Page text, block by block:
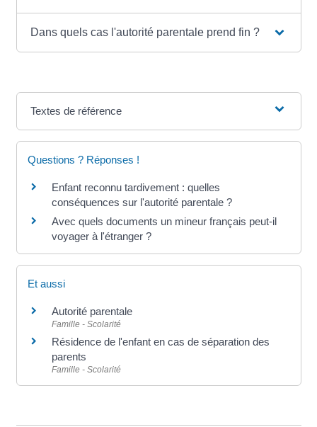
Dans quels cas l'autorité parentale prend fin ?
Textes de référence
Questions ? Réponses !
Enfant reconnu tardivement : quelles
conséquences sur l'autorité parentale ?
Avec quels documents un mineur français peut-il
voyager à l'étranger ?
Et aussi
Autorité parentale
Famille - Scolarité
Résidence de l'enfant en cas de séparation des
parents
Famille - Scolarité